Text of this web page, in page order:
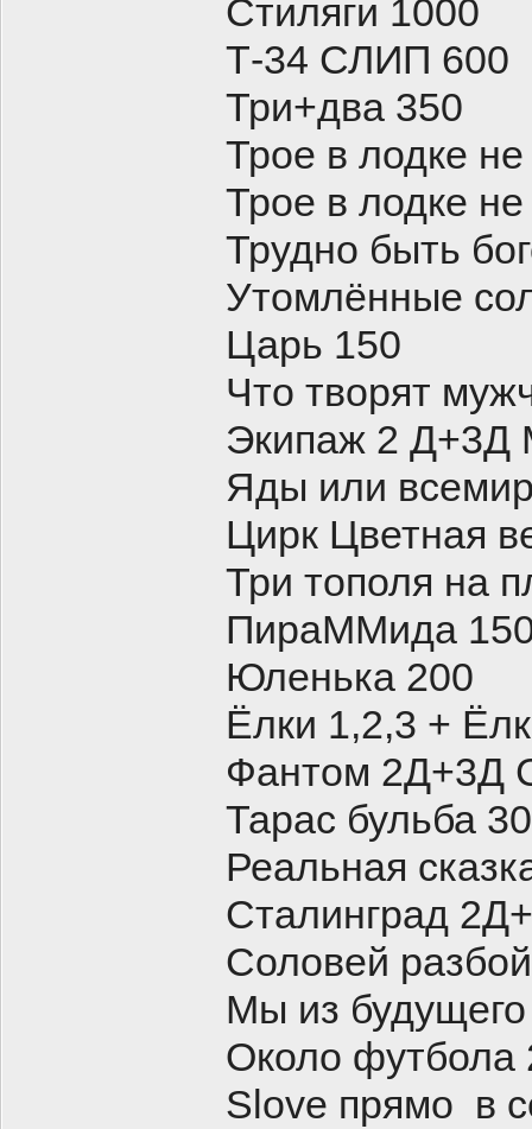
Стиляги 1000
Т-34 СЛИП 600
Три+два 350
Трое в лодке
Трое в лодке
Трудно быть
Утомлённые
Царь 150
Что творят
Экипаж 2 Д+3Д
Яды или
Цирк Цветная
Три тополя на
ПираММида
Юленька 200
Ёлки 1,2,3 +
Фантом 2Д+3Д
Тарас бульба
Реальная
Сталинград
Соловей
Мы из
Около футбола
Slove прямо в